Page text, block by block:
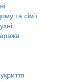
та сім’ї